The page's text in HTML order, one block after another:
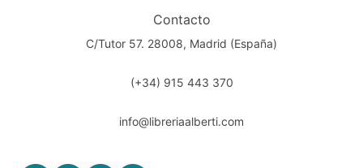
Contacto
C/Tutor 57. 28008, Madrid (España)
(+34) 915 443 370
info@libreriaalberti.com